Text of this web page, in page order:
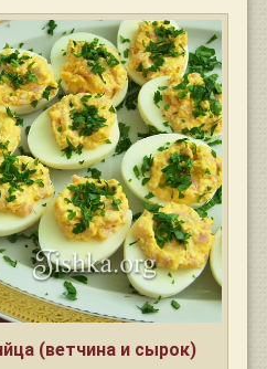
(ветчина и сырок)